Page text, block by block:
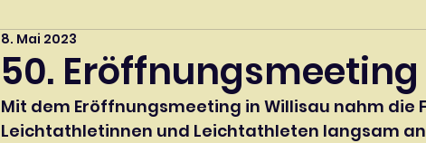
50.
8. Mai 2023
Mit dem Eröffnungsmeeting in Willisau nahm die
Leichtathletinnen und Leichtathleten langsam an